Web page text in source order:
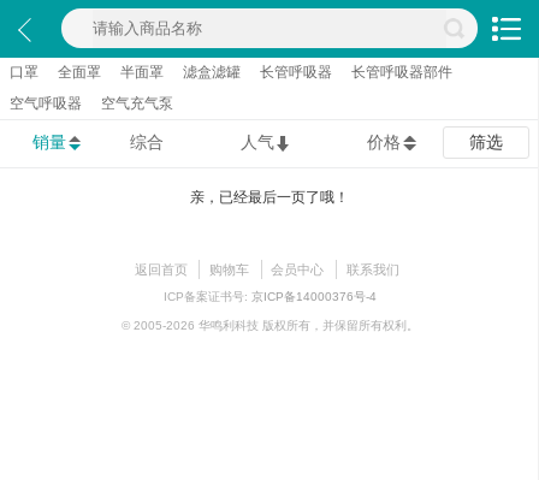
口罩 全面罩 半面罩 滤盒滤罐 长管呼吸器
长管呼吸器部件
空气呼吸器
空气充气泵
销量 综合 人气 价格 筛选
亲，已经最后一页了哦！
返回首页 购物车 会员中心 联系我们
ICP备案证书号: 京ICP备14000376号-4
© 2005-2026 华鸣利科技 版权所有，并保留所有权利。